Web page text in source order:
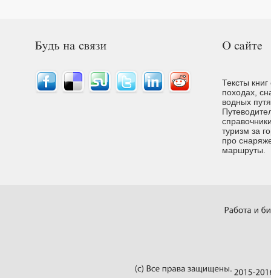
Тексты
походах,
водных
туризм за
про
маршруты.